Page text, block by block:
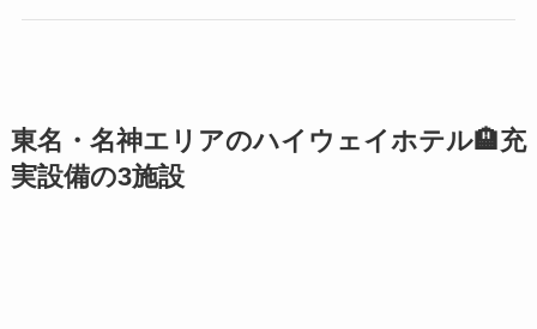
東名・名神エリアのハイウェイホテル🏨充
実設備の3施設